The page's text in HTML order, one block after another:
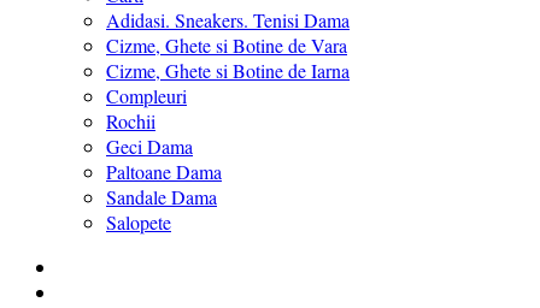
Adidasi. Sneakers. Tenisi Dama
Cizme, Ghete si Botine de Vara
Cizme, Ghete si Botine de Iarna
Compleuri
Rochii
Geci Dama
Paltoane Dama
Sandale Dama
Salopete